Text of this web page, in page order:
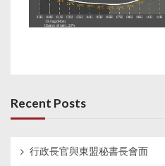
Recent Posts
行政長官與東盟秘書長會面